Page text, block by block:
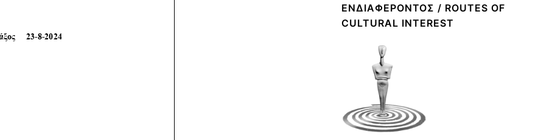
ΕΝΔΙΑΦΈΡΟΝΤΟΣ / ROUTES OF
CULTURAL INTEREST